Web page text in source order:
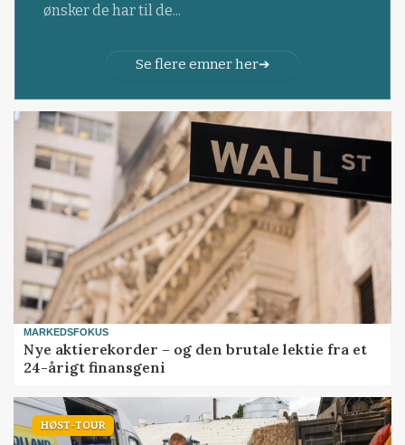
ønsker de har til de...
Se flere emner her
MARKEDSFOKUS
Nye aktierekorder – og den brutale lektie fra et
24-årigt finansgeni
HØST-TOUR